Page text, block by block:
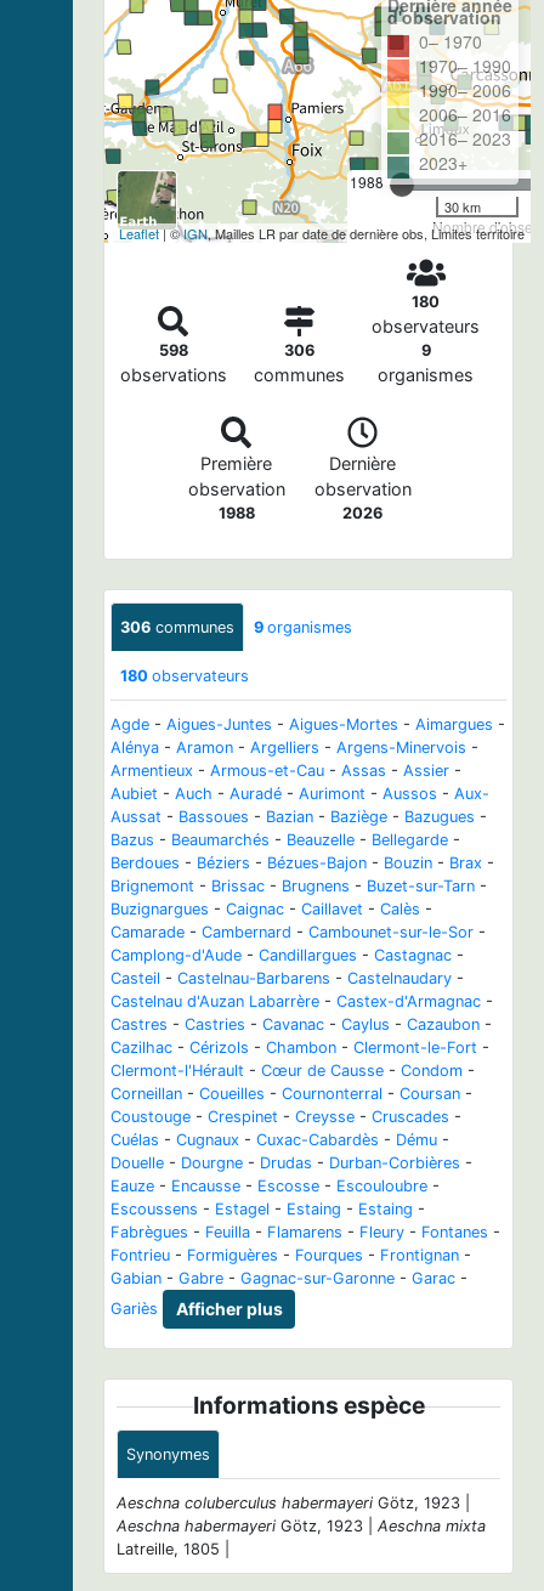
1988
Nombre
d'observation
0– 1970
1970– 1990
1990– 2006
2006– 2016
2016– 2023
2023+
30 km
Leaflet| ©IGN, Mailles LR par date de dernière obs, Limites territoire
598
observations
306
communes
180
observateurs
9
organismes
Première
observation
1988
Dernière
observation
2026
306 communes 9 organismes
180 observateurs
Agde - Aigues-Juntes - Aigues-Mortes - Aimargues -
Alénya - Aramon - Argelliers - Argens-Minervois -
Armentieux - Armous-et-Cau - Assas - Assier -
Aubiet - Auch - Auradé - Aurimont - Aussos - Aux-
Aussat - Bassoues - Bazian - Baziège - Bazugues -
Bazus - Beaumarchés - Beauzelle - Bellegarde -
Berdoues - Béziers - Bézues-Bajon - Bouzin - Brax -
Brignemont - Brissac - Brugnens - Buzet-sur-Tarn -
Buzignargues - Caignac - Caillavet - Calès -
Camarade - Cambernard - Cambounet-sur-le-Sor -
Camplong-d'Aude - Candillargues - Castagnac -
Casteil - Castelnau-Barbarens - Castelnaudary -
Castelnau d'Auzan Labarrère - Castex-d'Armagnac -
Castres - Castries - Cavanac - Caylus - Cazaubon -
Cazilhac - Cérizols - Chambon - Clermont-le-Fort -
Clermont-l'Hérault - Cœur de Causse - Condom -
Corneillan - Coueilles - Cournonterral - Coursan -
Coustouge - Crespinet - Creysse - Cruscades -
Cuélas - Cugnaux - Cuxac-Cabardès - Dému -
Douelle - Dourgne - Drudas - Durban-Corbières -
Eauze - Encausse - Escosse - Escouloubre -
Escoussens - Estagel - Estaing - Estaing -
Fabrègues - Feuilla - Flamarens - Fleury - Fontanes -
Fontrieu - Formiguères - Fourques - Frontignan -
Gabian - Gabre - Gagnac-sur-Garonne - Garac -
Gariès
Afficher plus
Informations espèce
Synonymes
Aeschna coluberculus habermayeri Götz, 1923 |
Aeschna habermayeri Götz, 1923 | Aeschna mixta
Latreille, 1805 |